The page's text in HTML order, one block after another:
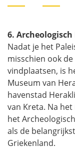
6.
Nadat je het
misschien ook
vindplaatsen, is
Museum van
havenstad
van Kreta. Na
het
als de
Griekenland.